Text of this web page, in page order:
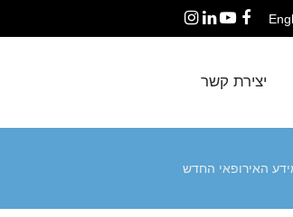
Facebook
YouTube
LinkedIn
Instagram
יצירת קשר